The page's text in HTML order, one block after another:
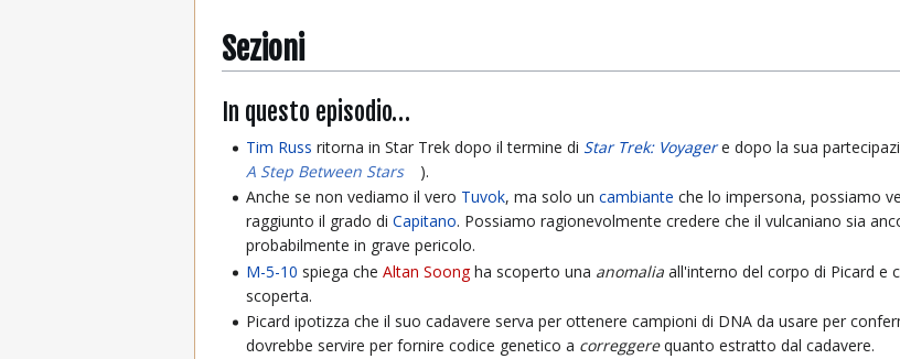
Sezioni
In questo episodio…
Tim Russ ritorna in Star Trek dopo il termine di Star Trek: Voyagere dopo la sua
A Step Between Stars
).
Anche se non vediamo il vero Tuvok, ma solo uncambiante che lo impersona, possiamo
raggiunto il grado diCapitano. Possiamo ragionevolmente credere che il vulcaniano sia
probabilmente in grave pericolo.
M-5-10 spiega cheAltan Soongha scoperto una anomalia all'interno del corpo di Picard e
scoperta.
Picard ipotizza che il suo cadavere serva per ottenere campioni di DNA da usare per
dovrebbe servire per fornire codice genetico a correggerequanto estratto dal cadavere.